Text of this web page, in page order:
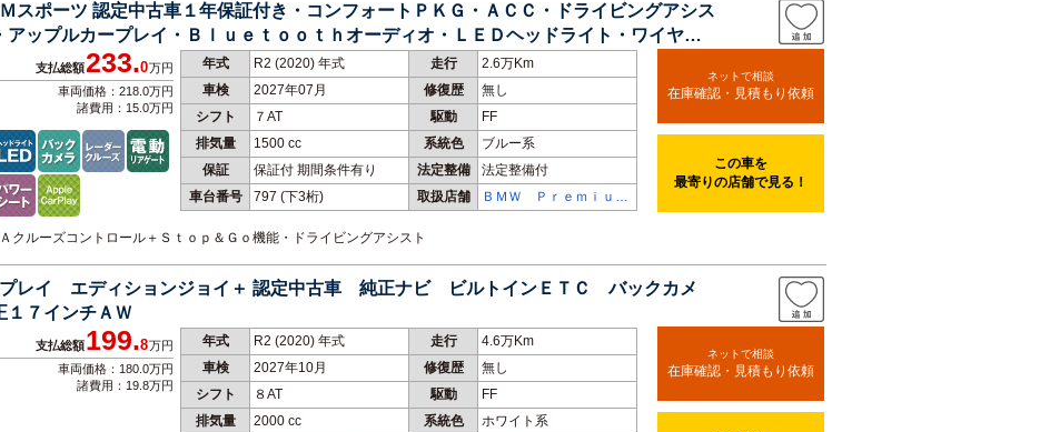
スポーツ 認定中古車１年保証付き・コンフォートＰＫＧ・ＡＣＣ・ドライビングアシス
アップルカープレイ・Ｂｌｕｅｔｏｏｔｈオーディオ・ＬＥＤヘッドライト・ワイヤレ
年式 R2 (2020) 年式 走行
2.6万Km
車検
2027年07月 修復歴
無し
シフト
７AT 駆動
FF
排気量
1500 cc 系統色
ブルー系
保証
保証付 期間条件有り 法定整備
法定整備付
車台番号
797 (下3桁) 取扱店舗
ＢＭＷ Ｐｒｅｍｉｕ
ｍ Ｓｅｌｅｃｔｉｏ
支払総額233.0万円
車両価格：218.0万円
諸費用：15.0万円
クルーズコントロール＋Ｓｔｏｐ＆Ｇｏ機能・ドライビングアシスト
ネットで相談
在庫確認・見積もり依頼
この車を
最寄りの店舗で見る！
レイ エディションジョイ＋ 認定中古車 純正ナビ ビルトインＥＴＣ バックカメ
７インチＡＷ
年式 R2 (2020) 年式 走行
4.6万Km
車検
2027年10月 修復歴
無し
シフト
８AT 駆動
FF
排気量
2000 cc 系統色
ホワイト系
支払総額199.8万円
車両価格：180.0万円
諸費用：19.8万円
ネットで相談
在庫確認・見積もり依頼